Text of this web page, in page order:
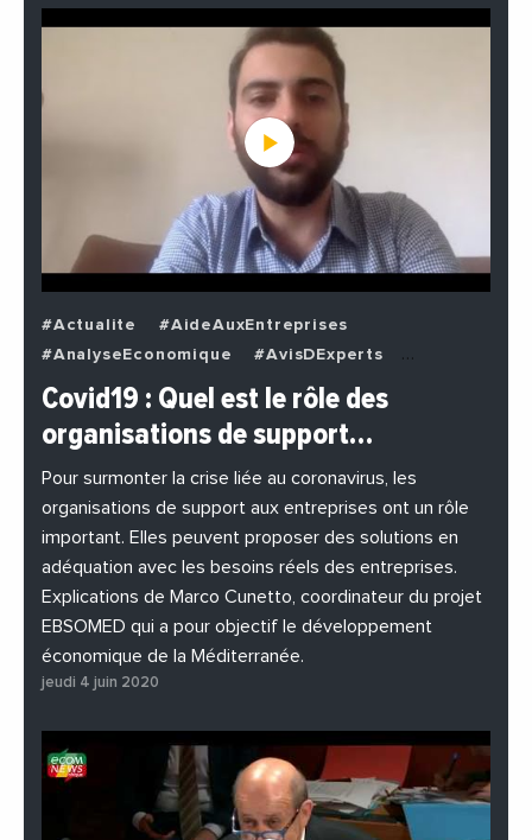
#Actualite
#AideAuxEntreprises
#AnalyseEconomique
#AvisDExperts
#BuzzNews
#Decideurs
#EchangesMediterraneens
#Economie
#EnDirectDe
#Entreprises
#Institutions
#PhotosEtVideos
Covid19 : Quel est le rôle des
organisations de support…
Pour surmonter la crise liée au coronavirus, les
organisations de support aux entreprises ont un rôle
important. Elles peuvent proposer des solutions en
adéquation avec les besoins réels des entreprises.
Explications de Marco Cunetto, coordinateur du projet
EBSOMED qui a pour objectif le développement
économique de la Méditerranée.
jeudi 4 juin 2020